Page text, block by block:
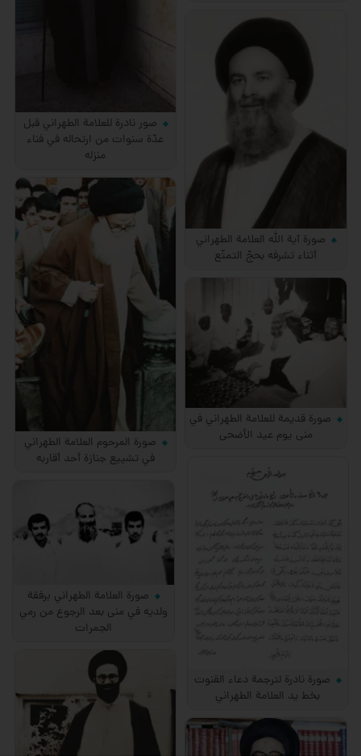
صور نادرة للعلامة الطهراني قبل
عدّة سنوات من ارتحاله في فناء
منزله
صورة آية الله العلامة الطهراني
أثناء تشرفه بحجّ التمتّع
صورة المرحوم العلامة الطهراني
في تشييع جنازة أحد أقاربه
صورة قديمة للعلامة الطهراني في
منى يوم عيد الأضحى
صورة نادرة لترجمة دعاء القنوت
بخط يد العلامة الطهراني
صورة العلامة الطهراني برفقة
ولديه في منى بعد الرجوع من رمي
الجمرات